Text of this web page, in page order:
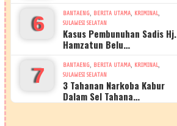
6 BANTAENG, BERITA UTAMA, KRIMINAL,
SULAWESI SELATAN
Kasus Pembunuhan Sadis Hj.
Hamzatun Belu…
7 BANTAENG, BERITA UTAMA, KRIMINAL,
SULAWESI SELATAN
3 Tahanan Narkoba Kabur
Dalam Sel Tahana…